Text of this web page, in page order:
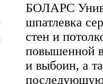
БОЛАРС
шпатлевка
стен и
повышенной
и выбоин, а
последующую